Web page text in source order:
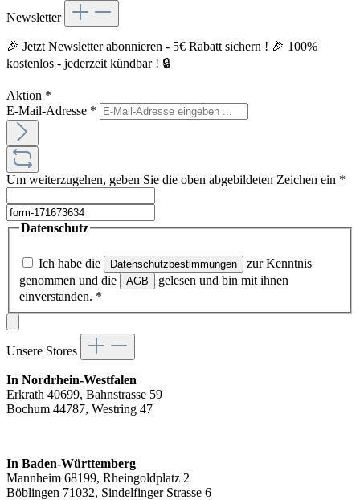
Newsletter
🎉 Jetzt Newsletter abonnieren - 5€ Rabatt sichern ! 🎉 100%
kostenlos - jederzeit kündbar ! 🔒
Aktion *
E-Mail-Adresse *
Um weiterzugehen, geben Sie die oben abgebildeten Zeichen ein *
Datenschutz
Ich habe die Datenschutzbestimmungen
zur Kenntnis
genommen und die
AGB
gelesen und bin mit ihnen
einverstanden. *
Unsere Stores
In Nordrhein-Westfalen
Erkrath 40699, Bahnstrasse 59
Bochum 44787, Westring 47
In Baden-Württemberg
Mannheim 68199, Rheingoldplatz 2
Böblingen 71032, Sindelfinger Strasse 6